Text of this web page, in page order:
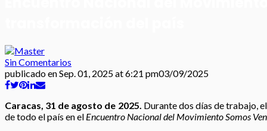
Sin Comentarios
publicado enSep. 01, 2025 at 6:21 pm03/09/2025
Caracas, 31 de agosto de 2025. Durante dos días de trabajo,
de todo el país en el Encuentro Nacional del Movimiento Somos